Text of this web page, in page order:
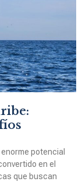
potencial
en el
que buscan